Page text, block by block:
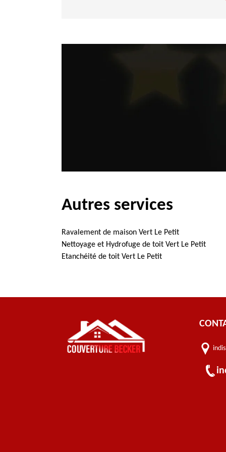
Autres services
Ravalement de maison Vert Le Petit
Nettoyage et Hydrofuge de toit Vert Le Petit
Etanchéité de toit Vert Le Petit